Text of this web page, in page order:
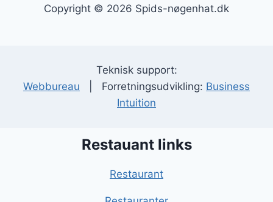
Copyright © 2026 Spids-nøgenhat.dk
Teknisk support:
Webbureau | Forretningsudvikling: Business
Intuition
Restauant links
Restaurant